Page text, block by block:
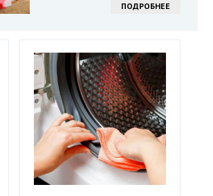
ПОДРОБНЕЕ